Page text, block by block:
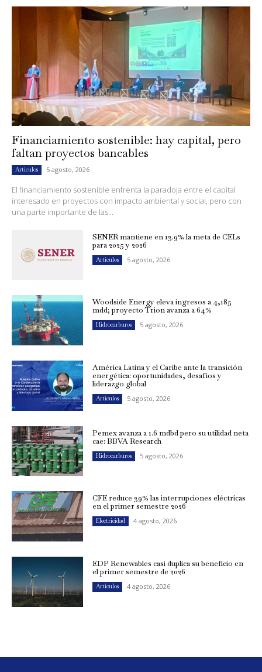
Financiamiento sostenible: hay capital, pero
faltan proyectos bancables
Artículos 5 agosto, 2026
El financiamiento sostenible enfrenta la paradoja entre el capital
interesado en proyectos con impacto ambiental y social, pero con
una parte importante de las...
SENER mantiene en 13.9% la meta de CELs
para 2025 y 2026
Artículos 5 agosto, 2026
Woodside Energy eleva ingresos a 4,185
mdd; proyecto Trion avanza a 64%
Hidrocarburos 5 agosto, 2026
América Latina y el Caribe ante la transición
energética: oportunidades, desafíos y
liderazgo global
Artículos 5 agosto, 2026
Pemex avanza a 1.6 mdbd pero su utilidad neta
cae: BBVA Research
Hidrocarburos 5 agosto, 2026
CFE reduce 39% las interrupciones eléctricas
en el primer semestre 2026
Electricidad 4 agosto, 2026
EDP Renewables casi duplica su beneficio en
el primer semestre de 2026
Artículos 4 agosto, 2026